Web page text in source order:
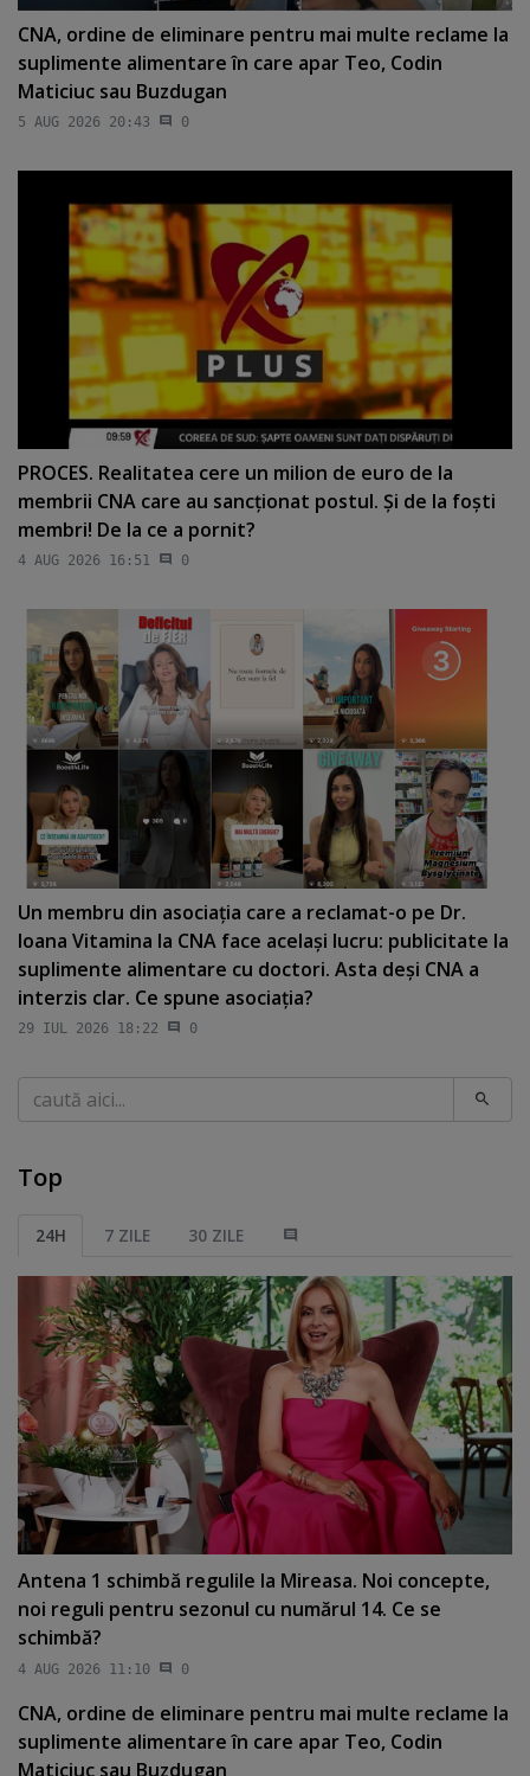
CNA, ordine de eliminare pentru mai multe reclame la
suplimente alimentare în care apar Teo, Codin
Maticiuc sau Buzdugan
5 AUG 2026 20:43 0
PROCES. Realitatea cere un milion de euro de la
membrii CNA care au sancţionat postul. Şi de la foşti
membri! De la ce a pornit?
4 AUG 2026 16:51 0
Un membru din asociaţia care a reclamat-o pe Dr.
Ioana Vitamina la CNA face acelaşi lucru: publicitate la
suplimente alimentare cu doctori. Asta deşi CNA a
interzis clar. Ce spune asociaţia?
29 IUL 2026 18:22 0
Caută
Top
24H 7 ZILE 30 ZILE
Antena 1 schimbă regulile la Mireasa. Noi concepte,
noi reguli pentru sezonul cu numărul 14. Ce se
schimbă?
4 AUG 2026 11:10 0
CNA, ordine de eliminare pentru mai multe reclame la
suplimente alimentare în care apar Teo, Codin
Maticiuc sau Buzdugan